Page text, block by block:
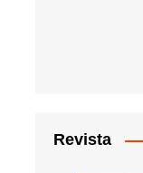
Revista